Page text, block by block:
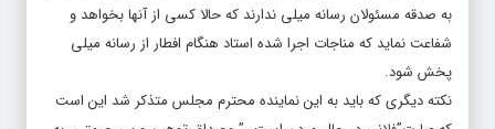
به صدقه مسئولان رسانه میلی ندارند که حالا کسی از آنها بخواهد و
شفاعت نماید که مناجات اجرا شده استاد هنگام افطار از رسانه میلی
پخش شود.
نکته دیگری که باید به این نماینده محترم مجلس متذکر شد این است